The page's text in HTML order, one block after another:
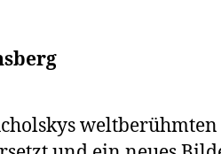
weltberühmten